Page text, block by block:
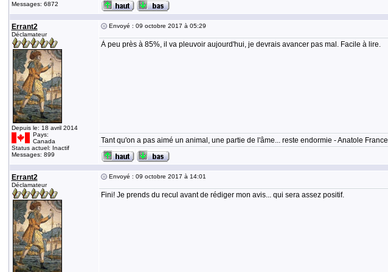
Messages: 6872
Errant2
Déclamateur
Depuis le: 18 avril 2014
Pays:
Canada
Status actuel: Inactif
Messages: 899
Envoyé : 09 octobre 2017 à 05:29
À peu près à 85%, il va pleuvoir aujourd'hui, je devrais avancer pas mal. Facile à lire.
Tant qu'on a pas aimé un animal, une partie de l'âme... reste endormie - Anatole France
Errant2
Déclamateur
Envoyé : 09 octobre 2017 à 14:01
Fini! Je prends du recul avant de rédiger mon avis... qui sera assez positif.